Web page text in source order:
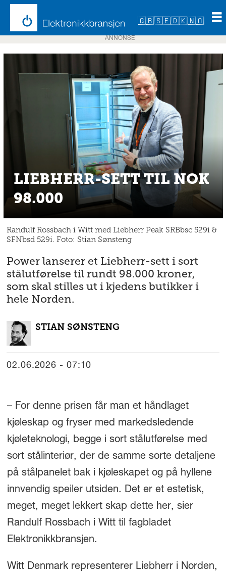
🇬🇧🇸🇪🇩🇰🇳🇴
ANNONSE
LIEBHERR-SETT TIL NOK
98.000
Randulf Rossbach i Witt med Liebherr Peak SRBbsc 529i &
SFNbsd 529i. Foto: Stian Sønsteng
Power lanserer et Liebherr-sett i sort
stålutførelse til rundt 98.000 kroner,
som skal stilles ut i kjedens butikker i
hele Norden.
STIAN SØNSTENG
02.06.2026 - 07:10
– For denne prisen får man et håndlaget
kjøleskap og fryser med markedsledende
kjøleteknologi, begge i sort stålutførelse med
sort stålinteriør, der de samme sorte detaljene
på stålpanelet bak i kjøleskapet og på hyllene
innvendig speiler utsiden. Det er et estetisk,
meget, meget lekkert skap dette her, sier
Randulf Rossbach i Witt til fagbladet
Elektronikkbransjen.
Witt Denmark representerer Liebherr i Norden,